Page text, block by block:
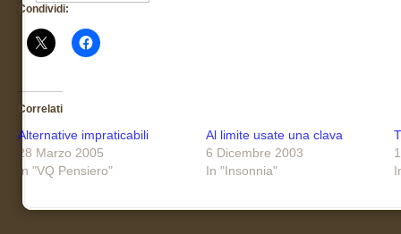
Condividi:
Correlati
Alternative impraticabili
28 Marzo 2005
In "VQ Pensiero"
Al limite usate una clava
6 Dicembre 2003
In "Insonnia"